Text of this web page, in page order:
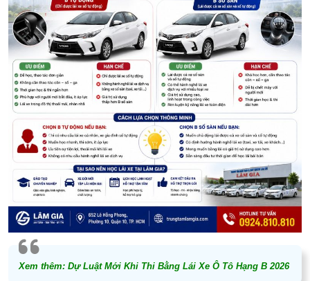
Xem thêm: Dự Luật Mới Khi Thi Bằng Lái Xe Ô Tô Hạng B 2026